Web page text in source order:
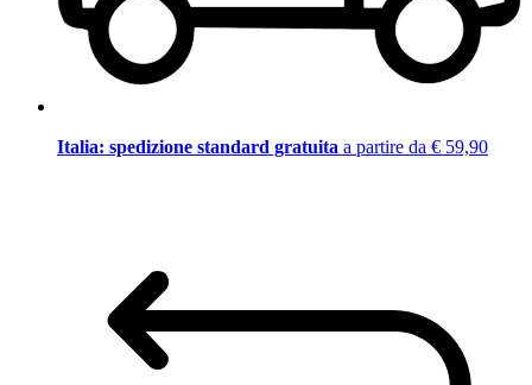
Italia: spedizione standard gratuita a partire da € 59,90